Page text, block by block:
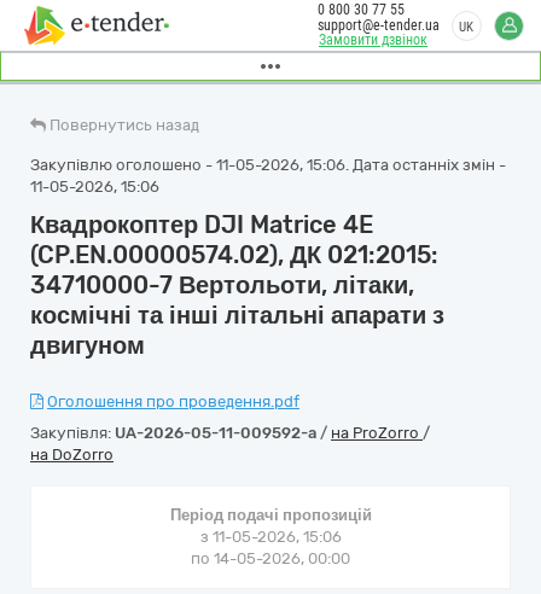
Замовити дзвінок
0 800 30 77 55
support@e-tender.ua
UK
Повернутись назад
Закупівлю оголошено - 11-05-2026, 15:06. Дата останніх змін -
11-05-2026, 15:06
Квадрокоптер DJI Matrice 4E
(CP.EN.00000574.02), ДК 021:2015:
34710000-7 Вертольоти, літаки,
космічні та інші літальні апарати з
двигуном
Оголошення про проведення.pdf
Закупівля: UA-2026-05-11-009592-a / на ProZorro /
на DoZorro
Період подачі пропозицій
з 11-05-2026, 15:06
по 14-05-2026, 00:00